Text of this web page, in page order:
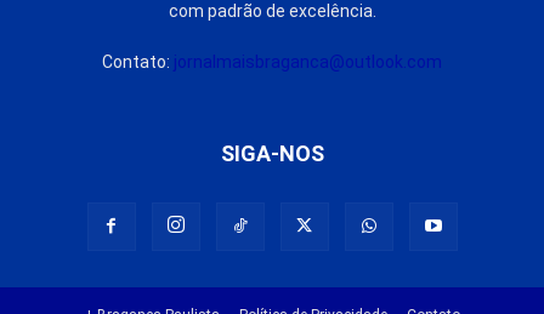
com padrão de excelência.
Contato: jornalmaisbraganca@outlook.com
SIGA-NOS